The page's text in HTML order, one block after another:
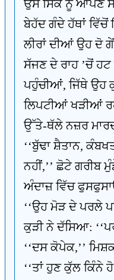
ਉਸ ਸਿੱਕੇ ਨੂੰ ਆਪਣੇ
ਬੇਹੱਦ ਗੰਦੇ ਹੱਥਾਂ ਵਿੱਚੋਂ
ਲੀਰਾਂ ਦੀਆਂ ਉਹ ਦੋ
ਸੱਜਣ ਦੇ ਰਾਹ ’ਚੋਂ
ਪਹੁੰਚੀਆਂ, ਜਿੱਥੇ ਉਹ
ਲਿਪਟੀਆਂ ਖੜੀਆਂ
ਉੱਤੇ-ਥੱਲੇ ਨਜ਼ਰ
‘‘ਬੁੱਢਾ ਸ਼ੈਤਾਨ,
ਨਹੀਂ,’’ ਛੋਟੇ ਗਰੀਬ
ਅੰਦਾਜ਼ ਵਿੱਚ
‘‘ਉਹ ਮੋੜ ਦੇ ਪਰਲੇ
ਕੁੜੀ ਨੇ ਦੱਸਿਆ:
‘‘ਦਸ ਕੋਪੇਕ,’’
‘‘ਤਾਂ ਹੁਣ ਕੁੱਲ ਕਿੰਨੇ ਹੋ